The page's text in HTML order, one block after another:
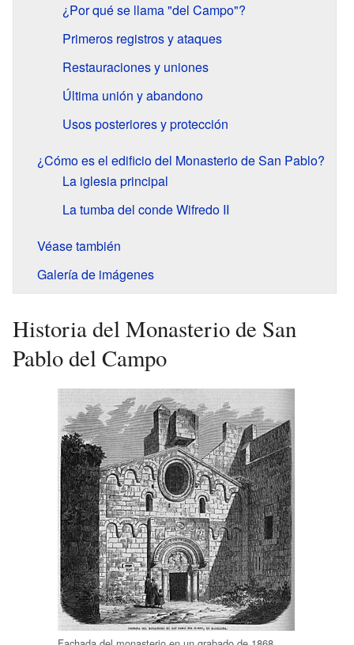
¿Por qué se llama "del Campo"?
Primeros registros y ataques
Restauraciones y uniones
Última unión y abandono
Usos posteriores y protección
¿Cómo es el edificio del Monasterio de San Pablo?
La iglesia principal
La tumba del conde Wifredo II
Véase también
Galería de imágenes
Historia del Monasterio de San
Pablo del Campo